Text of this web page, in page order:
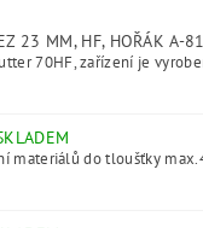
23 MM, HF, HOŘÁK A-
70HF, zařízení je
materiálů do tloušťky